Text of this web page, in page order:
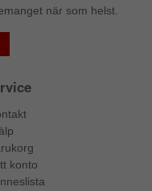
när som helst.
konto